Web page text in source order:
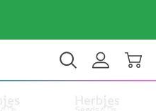
$ USD DE